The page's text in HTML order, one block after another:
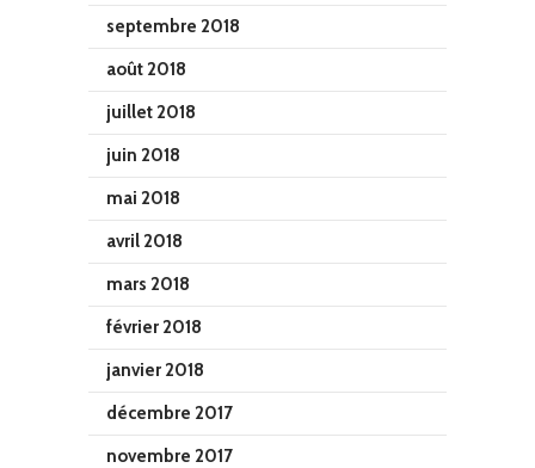
septembre 2018
août 2018
juillet 2018
juin 2018
mai 2018
avril 2018
mars 2018
février 2018
janvier 2018
décembre 2017
novembre 2017